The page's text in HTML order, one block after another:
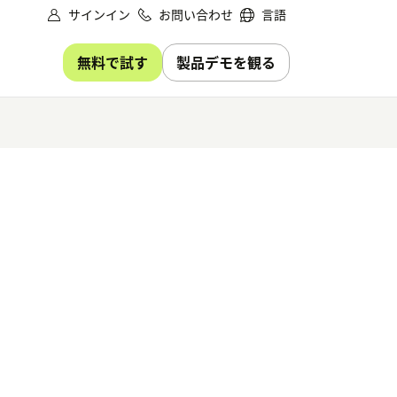
サインイン お問い合わせ 言語
無料で試す 製品デモを観る